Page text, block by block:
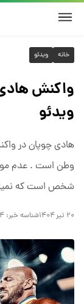
خانه ویدئو
واکنش
ویدئو
هادی چوپان در
وطن است . عدم
شخص است که
۲۰ تیر ۱۴۰۴ شناسه خبر: